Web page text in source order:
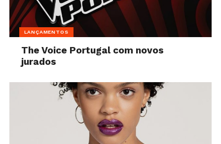
LANÇAMENTOS
The Voice Portugal com novos
jurados